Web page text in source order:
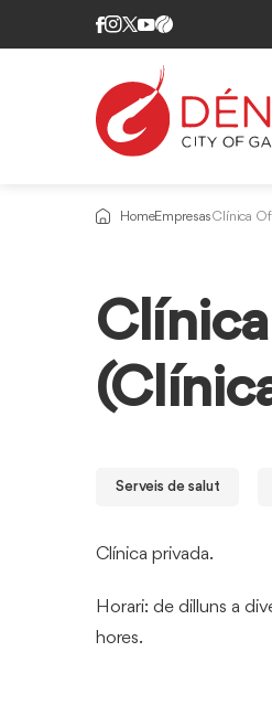
HomeEmpresasClínica
Serveis de salut
Clínica privada.
Horari: de dilluns a
hores.